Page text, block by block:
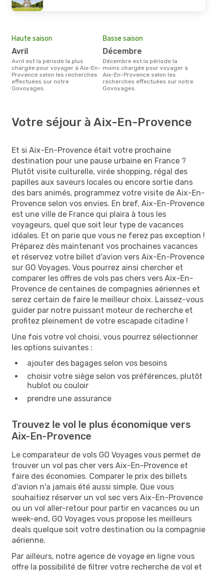
Haute saison
avril
avril est la période la plus
chargée pour voyager à Aix-En-
Provence selon les recherches
effectuées sur notre
Govoyages.
Basse saison
décembre
décembre est la période la
moins chargée pour voyager à
Aix-En-Provence selon les
recherches effectuées sur notre
Govoyages.
Votre séjour à Aix-En-Provence
Et si Aix-En-Provence était votre prochaine
destination pour une pause urbaine en France ?
Plutôt visite culturelle, virée shopping, régal des
papilles aux saveurs locales ou encore sortie dans
des bars animés, programmez votre visite de Aix-En-
Provence selon vos envies. En bref, Aix-En-Provence
est une ville de France qui plaira à tous les
voyageurs, quel que soit leur type de vacances
idéales. Et on parie que vous ne ferez pas exception !
Préparez dès maintenant vos prochaines vacances
et réservez votre billet d'avion vers Aix-En-Provence
sur GO Voyages. Vous pourrez ainsi chercher et
comparer les offres de vols pas chers vers Aix-En-
Provence de centaines de compagnies aériennes et
serez certain de faire le meilleur choix. Laissez-vous
guider par notre puissant moteur de recherche et
profitez pleinement de votre escapade citadine !
Une fois votre vol choisi, vous pourrez sélectionner
les options suivantes :
ajouter des bagages selon vos besoins
choisir votre siège selon vos préférences, plutôt
hublot ou couloir
prendre une assurance
Trouvez le vol le plus économique vers
Aix-En-Provence
Le comparateur de vols GO Voyages vous permet de
trouver un vol pas cher vers Aix-En-Provence et
faire des économies. Comparer le prix des billets
d'avion n'a jamais été aussi simple. Que vous
souhaitiez réserver un vol sec vers Aix-En-Provence
ou un vol aller-retour pour partir en vacances ou un
week-end, GO Voyages vous propose les meilleurs
deals quelque soit votre destination ou la compagnie
aérienne.
Par ailleurs, notre agence de voyage en ligne vous
offre la possibilité de filtrer votre recherche de vol et